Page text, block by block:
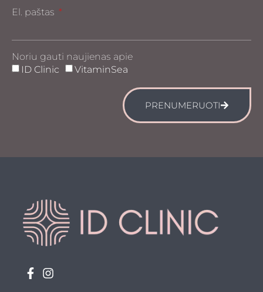
El. paštas
Noriu gauti naujienas apie
ID Clinic
VitaminSea
PRENUMERUOTI